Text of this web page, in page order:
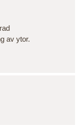
av ytor.